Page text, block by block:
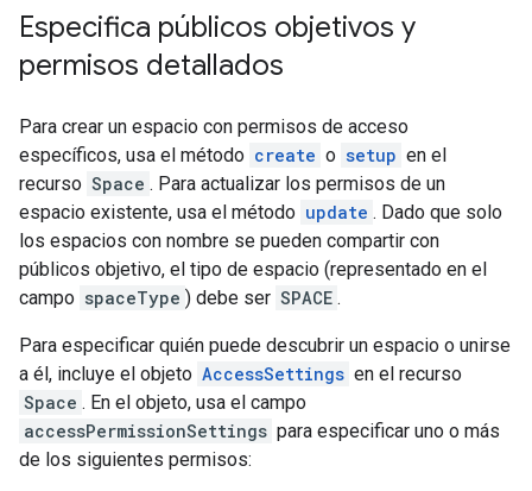
Especifica públicos objetivos y
permisos detallados
Para crear un espacio con permisos de acceso
específicos, usa el método create o setup en el
recurso Space . Para actualizar los permisos de un
espacio existente, usa el método update . Dado que solo
los espacios con nombre se pueden compartir con
públicos objetivo, el tipo de espacio (representado en el
campo spaceType ) debe ser SPACE .
Para especificar quién puede descubrir un espacio o unirse
a él, incluye el objeto AccessSettings en el recurso
Space . En el objeto, usa el campo
accessPermissionSettings para especificar uno o más
de los siguientes permisos: